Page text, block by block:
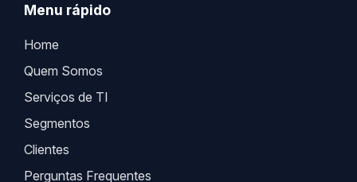
Menu rápido
Home
Quem Somos
Serviços de TI
Segmentos
Clientes
Perguntas Frequentes